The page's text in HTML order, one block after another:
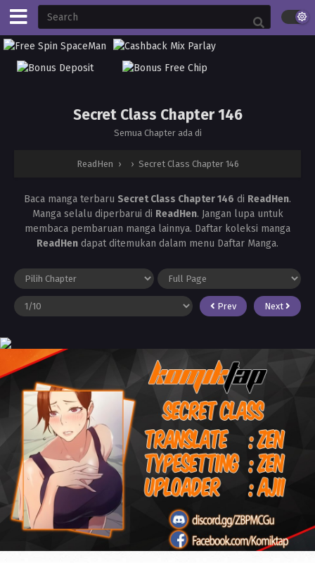
Secret Class Chapter 146
Semua Chapter ada di
ReadHen › › Secret Class Chapter 146
Baca manga terbaru Secret Class Chapter 146 di ReadHen.
Manga selalu diperbarui di ReadHen. Jangan lupa untuk
membaca pembaruan manga lainnya. Daftar koleksi manga
ReadHen dapat ditemukan dalam menu Daftar Manga.
Prev Next